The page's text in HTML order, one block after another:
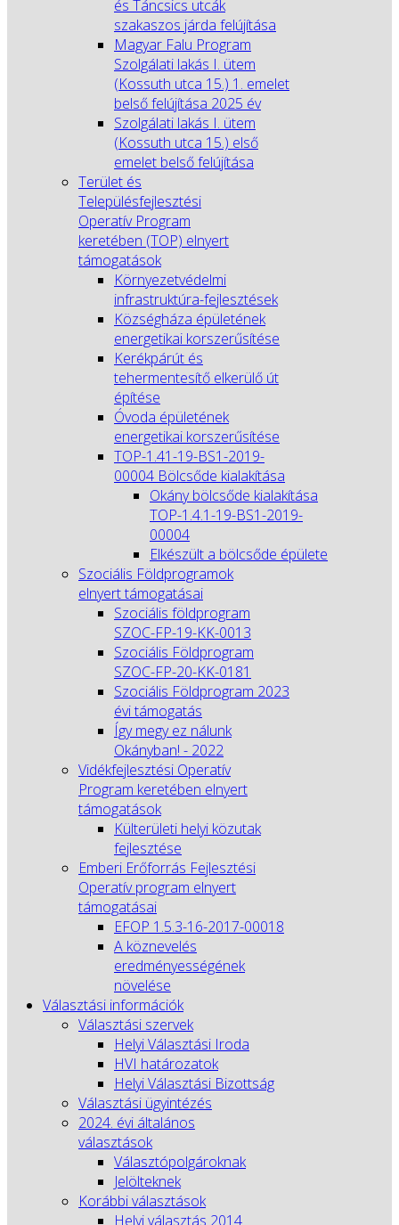
és Táncsics utcák
szakaszos járda felújítása
Magyar Falu Program
Szolgálati lakás I. ütem
(Kossuth utca 15.) 1. emelet
belső felújítása 2025 év
Szolgálati lakás I. ütem
(Kossuth utca 15.) első
emelet belső felújítása
Terület és
Településfejlesztési
Operatív Program
keretében (TOP) elnyert
támogatások
Környezetvédelmi
infrastruktúra-fejlesztések
Községháza épületének
energetikai korszerűsítése
Kerékpárút és
tehermentesítő elkerülő út
építése
Óvoda épületének
energetikai korszerűsítése
TOP-1.41-19-BS1-2019-
00004 Bölcsőde kialakítása
Okány bölcsőde kialakítása
TOP-1.4.1-19-BS1-2019-
00004
Elkészült a bölcsőde épülete
Szociális Földprogramok
elnyert támogatásai
Szociális földprogram
SZOC-FP-19-KK-0013
Szociális Földprogram
SZOC-FP-20-KK-0181
Szociális Földprogram 2023
évi támogatás
Így megy ez nálunk
Okányban! - 2022
Vidékfejlesztési Operatív
Program keretében elnyert
támogatások
Külterületi helyi közutak
fejlesztése
Emberi Erőforrás Fejlesztési
Operatív program elnyert
támogatásai
EFOP 1.5.3-16-2017-00018
A köznevelés
eredményességének
növelése
Választási információk
Választási szervek
Helyi Választási Iroda
HVI határozatok
Helyi Választási Bizottság
Választási ügyintézés
2024. évi általános
választások
Választópolgároknak
Jelölteknek
Korábbi választások
Helyi választás 2014